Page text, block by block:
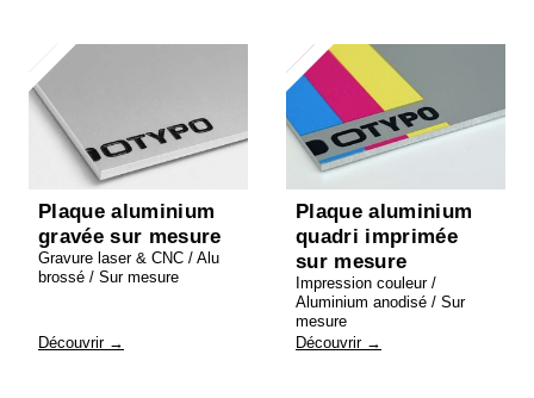
Plaque aluminium
gravée sur mesure
Gravure laser & CNC / Alu
brossé / Sur mesure
Découvrir →
Plaque aluminium
quadri imprimée
sur mesure
Impression couleur /
Aluminium anodisé / Sur
mesure
Découvrir →